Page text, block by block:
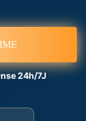
24h/7J